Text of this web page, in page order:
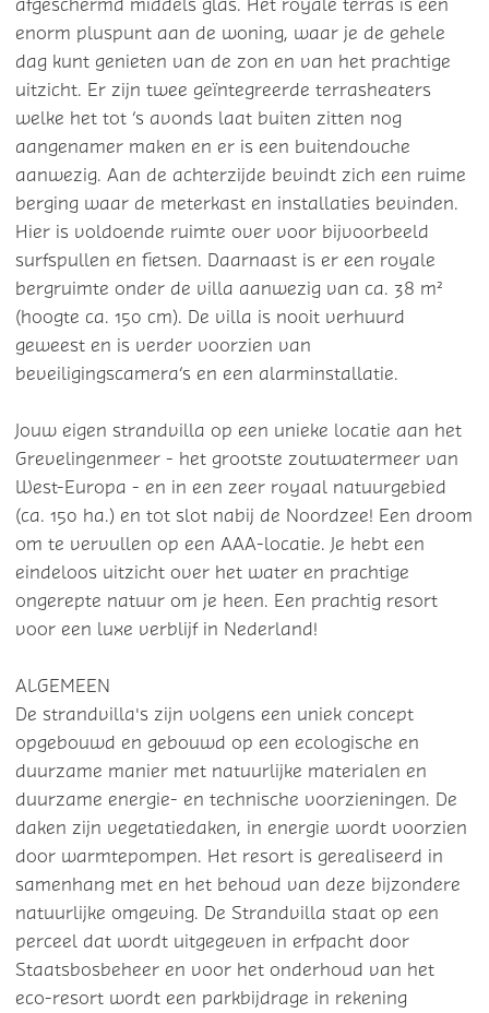
enorm pluspunt aan de woning, waar je de gehele
dag kunt genieten van de zon en van het prachtige
uitzicht. Er zijn twee geïntegreerde terrasheaters
welke het tot ’s avonds laat buiten zitten nog
aangenamer maken en er is een buitendouche
aanwezig. Aan de achterzijde bevindt zich een ruime
berging waar de meterkast en installaties bevinden.
Hier is voldoende ruimte over voor bijvoorbeeld
surfspullen en fietsen. Daarnaast is er een royale
bergruimte onder de villa aanwezig van ca. 38 m²
(hoogte ca. 150 cm). De villa is nooit verhuurd
geweest en is verder voorzien van
beveiligingscamera’s en een alarminstallatie.
Jouw eigen strandvilla op een unieke locatie aan het
Grevelingenmeer - het grootste zoutwatermeer van
West-Europa - en in een zeer royaal natuurgebied
(ca. 150 ha.) en tot slot nabij de Noordzee! Een droom
om te vervullen op een AAA-locatie. Je hebt een
eindeloos uitzicht over het water en prachtige
ongerepte natuur om je heen. Een prachtig resort
voor een luxe verblijf in Nederland!
ALGEMEEN
De strandvilla's zijn volgens een uniek concept
opgebouwd en gebouwd op een ecologische en
duurzame manier met natuurlijke materialen en
duurzame energie- en technische voorzieningen. De
daken zijn vegetatiedaken, in energie wordt voorzien
door warmtepompen. Het resort is gerealiseerd in
samenhang met en het behoud van deze bijzondere
natuurlijke omgeving. De Strandvilla staat op een
perceel dat wordt uitgegeven in erfpacht door
Staatsbosbeheer en voor het onderhoud van het
eco-resort wordt een parkbijdrage in rekening